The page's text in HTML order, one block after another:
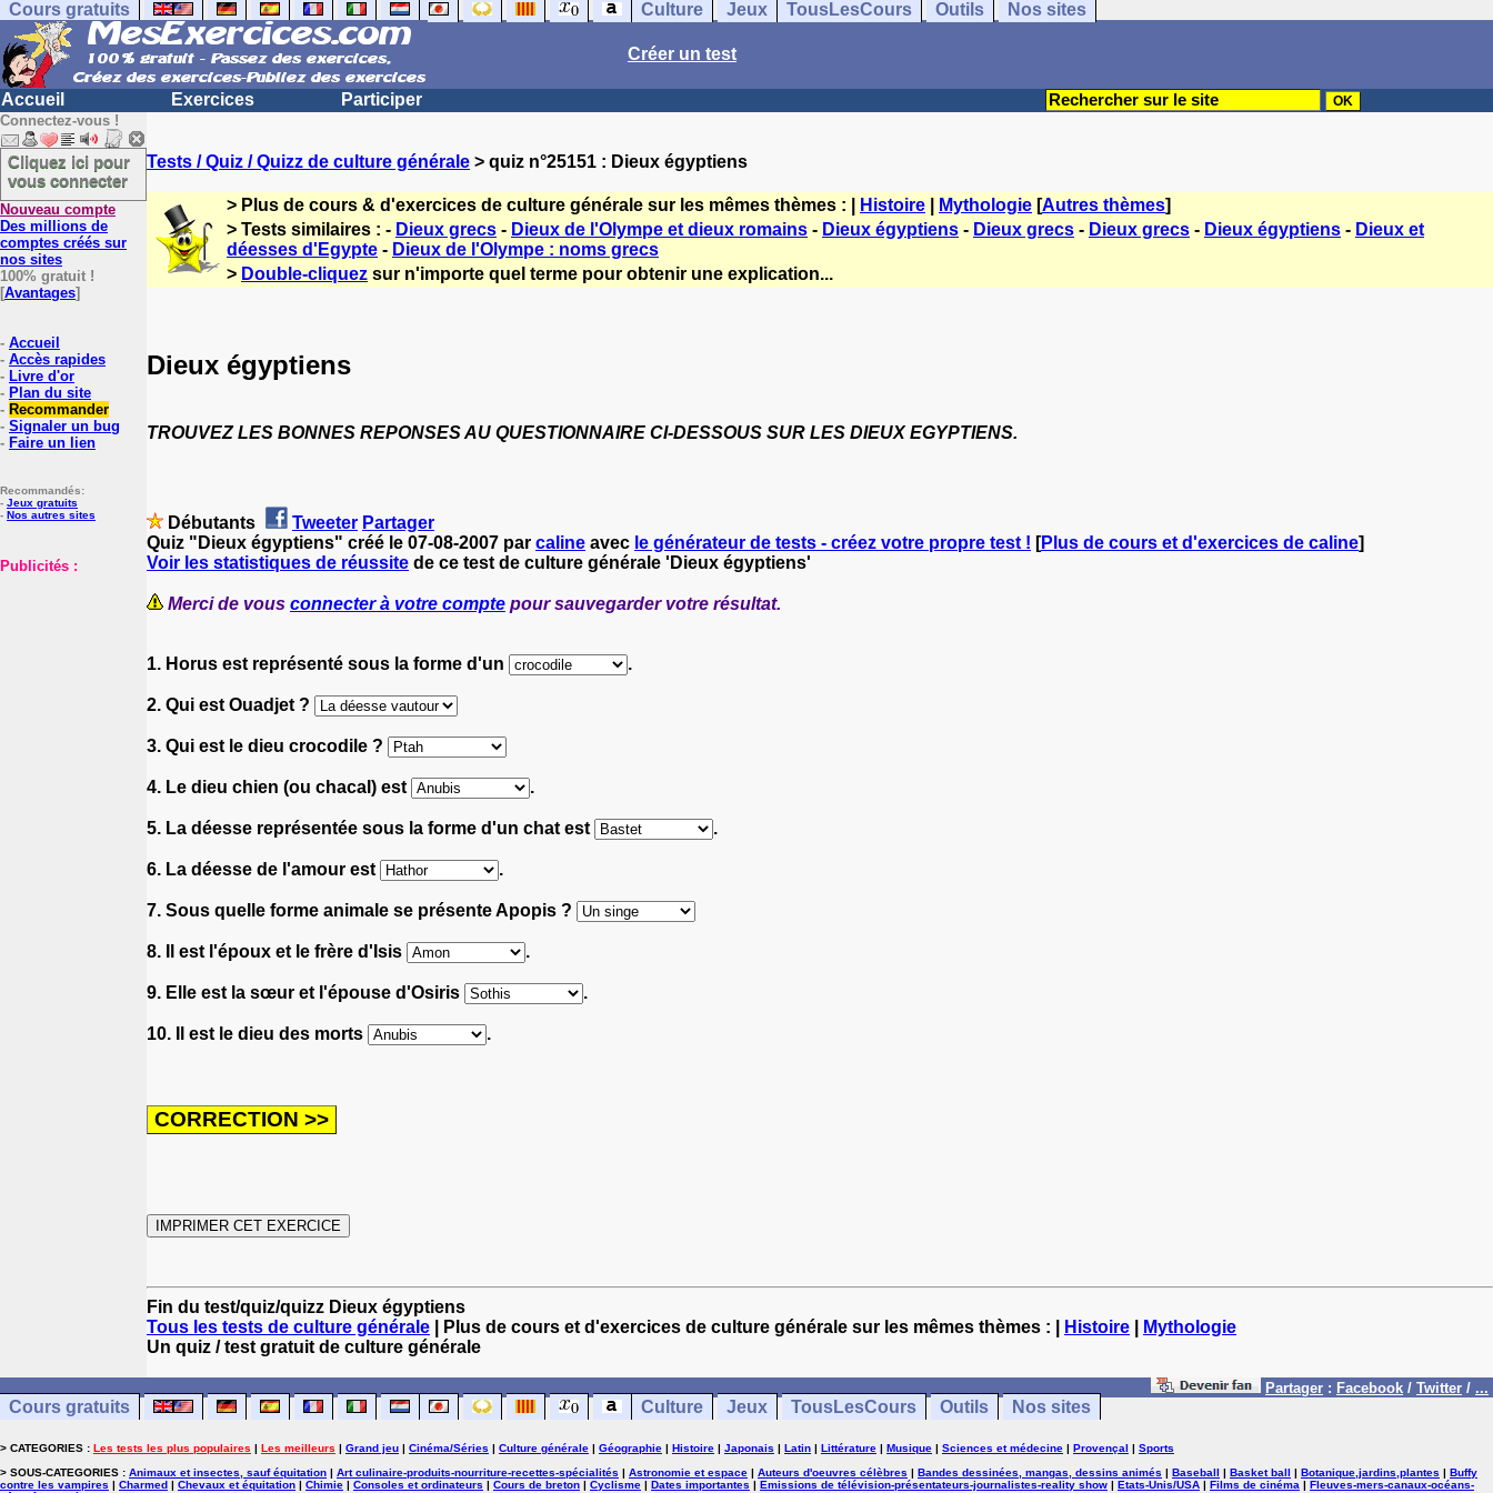
Cours gratuits Culture Jeux TousLesCours Outils Nos sites
Créer un test
Accueil Exercices Participer
Connectez-vous !
Cliquez ici pour
vous connecter
Nouveau compte
Des millions de
comptes créés sur
nos sites
100% gratuit !
[Avantages]
- Accueil
- Accès rapides
- Livre d'or
- Plan du site
- Recommander
- Signaler un bug
- Faire un lien
Recommandés:
- Jeux gratuits
- Nos autres sites
Publicités :
Tests / Quiz / Quizz de culture générale > quiz n°25151 : Dieux égyptiens
> Plus de cours & d'exercices de culture générale sur les mêmes thèmes : | Histoire Mythologie [Autres thèmes]
> Tests similaires : - Dieux grecs - Dieux de l'Olympe et dieux romains - Dieux égyptiens - Dieux grecs - Dieux grecs - Dieux égyptiens - Dieux et
déesses d'Egypte - Dieux de l'Olympe : noms grecs
> Double-cliquez sur n'importe quel terme pour obtenir une explication...
Dieux égyptiens
TROUVEZ LES BONNES REPONSES AU QUESTIONNAIRE CI-DESSOUS SUR LES DIEUX EGYPTIENS.
Débutants Tweeter Partager
Quiz "Dieux égyptiens" créé le 07-08-2007 par caline avec le générateur de tests - créez votre propre test ! [Plus de cours et d'exercices de caline]
Voir les statistiques de réussite de ce test de culture générale 'Dieux égyptiens'
Merci de vous connecter à votre compte pour sauvegarder votre résultat.
1. Horus est représenté sous la forme d'un .
2. Qui est Ouadjet ?
3. Qui est le dieu crocodile ?
4. Le dieu chien (ou chacal) est .
5. La déesse représentée sous la forme d'un chat est .
6. La déesse de l'amour est .
7. Sous quelle forme animale se présente Apopis ?
8. Il est l'époux et le frère d'Isis .
9. Elle est la sœur et l'épouse d'Osiris .
10. Il est le dieu des morts .
Fin du test/quiz/quizz Dieux égyptiens
Tous les tests de culture générale | Plus de cours et d'exercices de culture générale sur les mêmes thèmes : | Histoire
Mythologie
Un quiz / test gratuit de culture générale
Partager : Facebook / Twitter / ...
Cours gratuits Culture Jeux TousLesCours Outils Nos sites
> CATEGORIES : Les tests les plus populaires | Les meilleurs | Grand jeu | Cinéma/Séries | Culture générale | Géographie | Histoire | Japonais | Latin | Littérature | Musique | Sciences et médecine | Provençal | Sports
> SOUS-CATEGORIES : Animaux et insectes, sauf équitation | Art culinaire-produits-nourriture-recettes-spécialités | Astronomie et espace | Auteurs d'oeuvres célèbres | Bandes dessinées, mangas, dessins animés | Baseball | Basket ball | Botanique,jardins,plantes | Buffy
contre les vampires | Charmed | Chevaux et équitation | Chimie | Consoles et ordinateurs | Cours de breton | Cyclisme | Dates importantes | Emissions de télévision-présentateurs-journalistes-reality show | Etats-Unis/USA | Films de cinéma | Fleuves-mers-canaux-océans-